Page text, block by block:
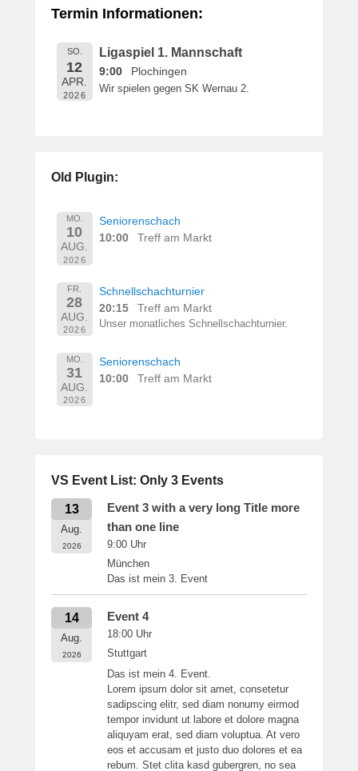
i
r
Termin Informationen:
SO.
12
APR.
2026
Ligaspiel 1. Mannschaft
9:00 Plochingen
Wir spielen gegen SK Wernau 2.
Old Plugin:
MO.
10
AUG.
2026
Seniorenschach
10:00
Treff am Markt
FR.
28
AUG.
2026
Schnellschachturnier
20:15
Treff am Markt
Unser monatliches Schnellschachturnier.
MO.
31
AUG.
2026
Seniorenschach
10:00
Treff am Markt
VS Event List: Only 3 Events
13
Aug.
2026
Event 3 with a very long Title more
than one line
9:00 Uhr
München
Das ist mein 3. Event
14
Aug.
2026
Event 4
18:00 Uhr
Stuttgart
Das ist mein 4. Event.
Lorem ipsum dolor sit amet, consetetur
sadipscing elitr, sed diam nonumy eirmod
tempor invidunt ut labore et dolore magna
aliquyam erat, sed diam voluptua. At vero
eos et accusam et justo duo dolores et ea
rebum. Stet clita kasd gubergren, no sea